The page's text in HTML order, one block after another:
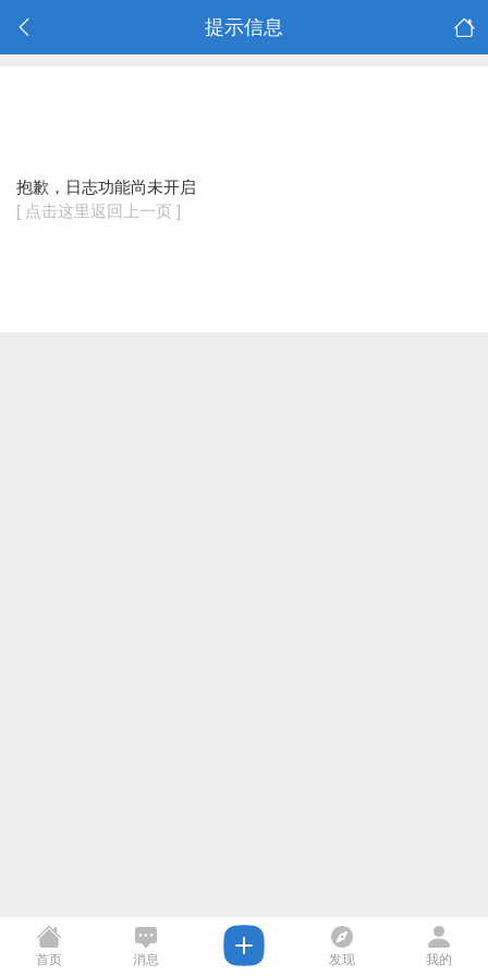
提示信息
抱歉，日志功能尚未开启
[ 点击这里返回上一页 ]
首页 消息 发现 我的